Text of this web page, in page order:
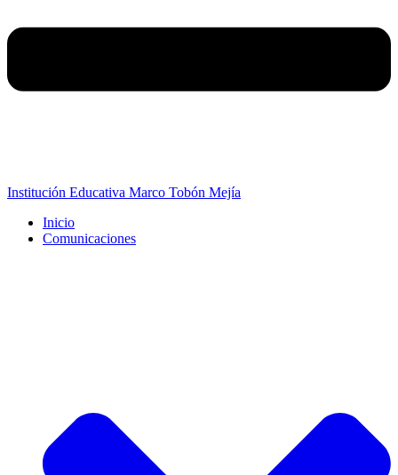
Institución Educativa Marco Tobón Mejía
Inicio
Comunicaciones